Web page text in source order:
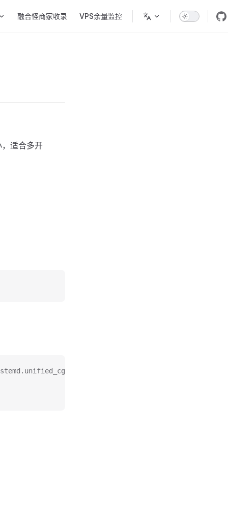
融合怪商家收录 VPS余量监控
适合多开
systemd.unified_cgroup_hierarchy=0"/' /etc/default/grub